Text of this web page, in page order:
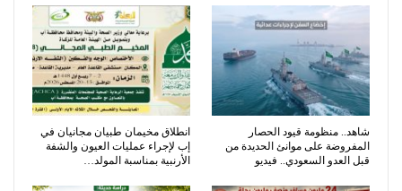
شاهد.. منظومة قيود الحصار
المفروضة على موانئ الحديدة من
قبل العدو السعودي.. فيديو
انطلاق مخيمان طبيان مجانيان في
إب لإجراء عمليات العيون والشفة
الأرنبية بمناسبة المولد…